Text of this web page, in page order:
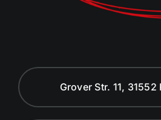
Grover Str. 11, 31552